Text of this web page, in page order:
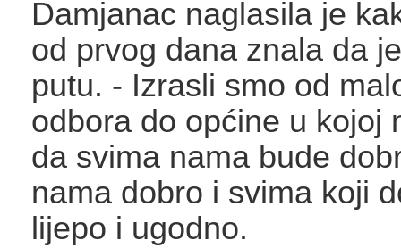
Damjanac naglasila je
od prvog dana znala da
putu. - Izrasli smo od
odbora do općine u kojoj
da svima nama bude
nama dobro i svima koji
lijepo i ugodno.